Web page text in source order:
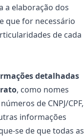
a elaboração dos
que for necessário
de cada
detalhadas
, como nomes
de CNPJ/CPF,
informações
se de que todas as